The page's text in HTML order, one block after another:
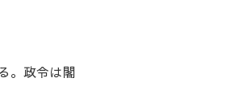
。政令は閣